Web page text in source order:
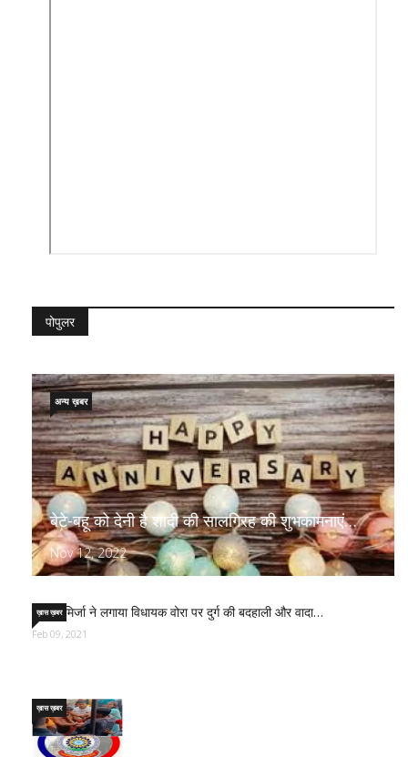
पोपुलर
बेटे-बहू को देनी है शादी की सालगिरह की शुभकामनाएं…
Nov 12, 2022
अन्य ख़बर
साजिद मिर्जा ने लगाया विधायक वोरा पर दुर्ग की बदहाली और वादा…
ख़ास ख़बर
Feb 09, 2021
ख़ास ख़बर